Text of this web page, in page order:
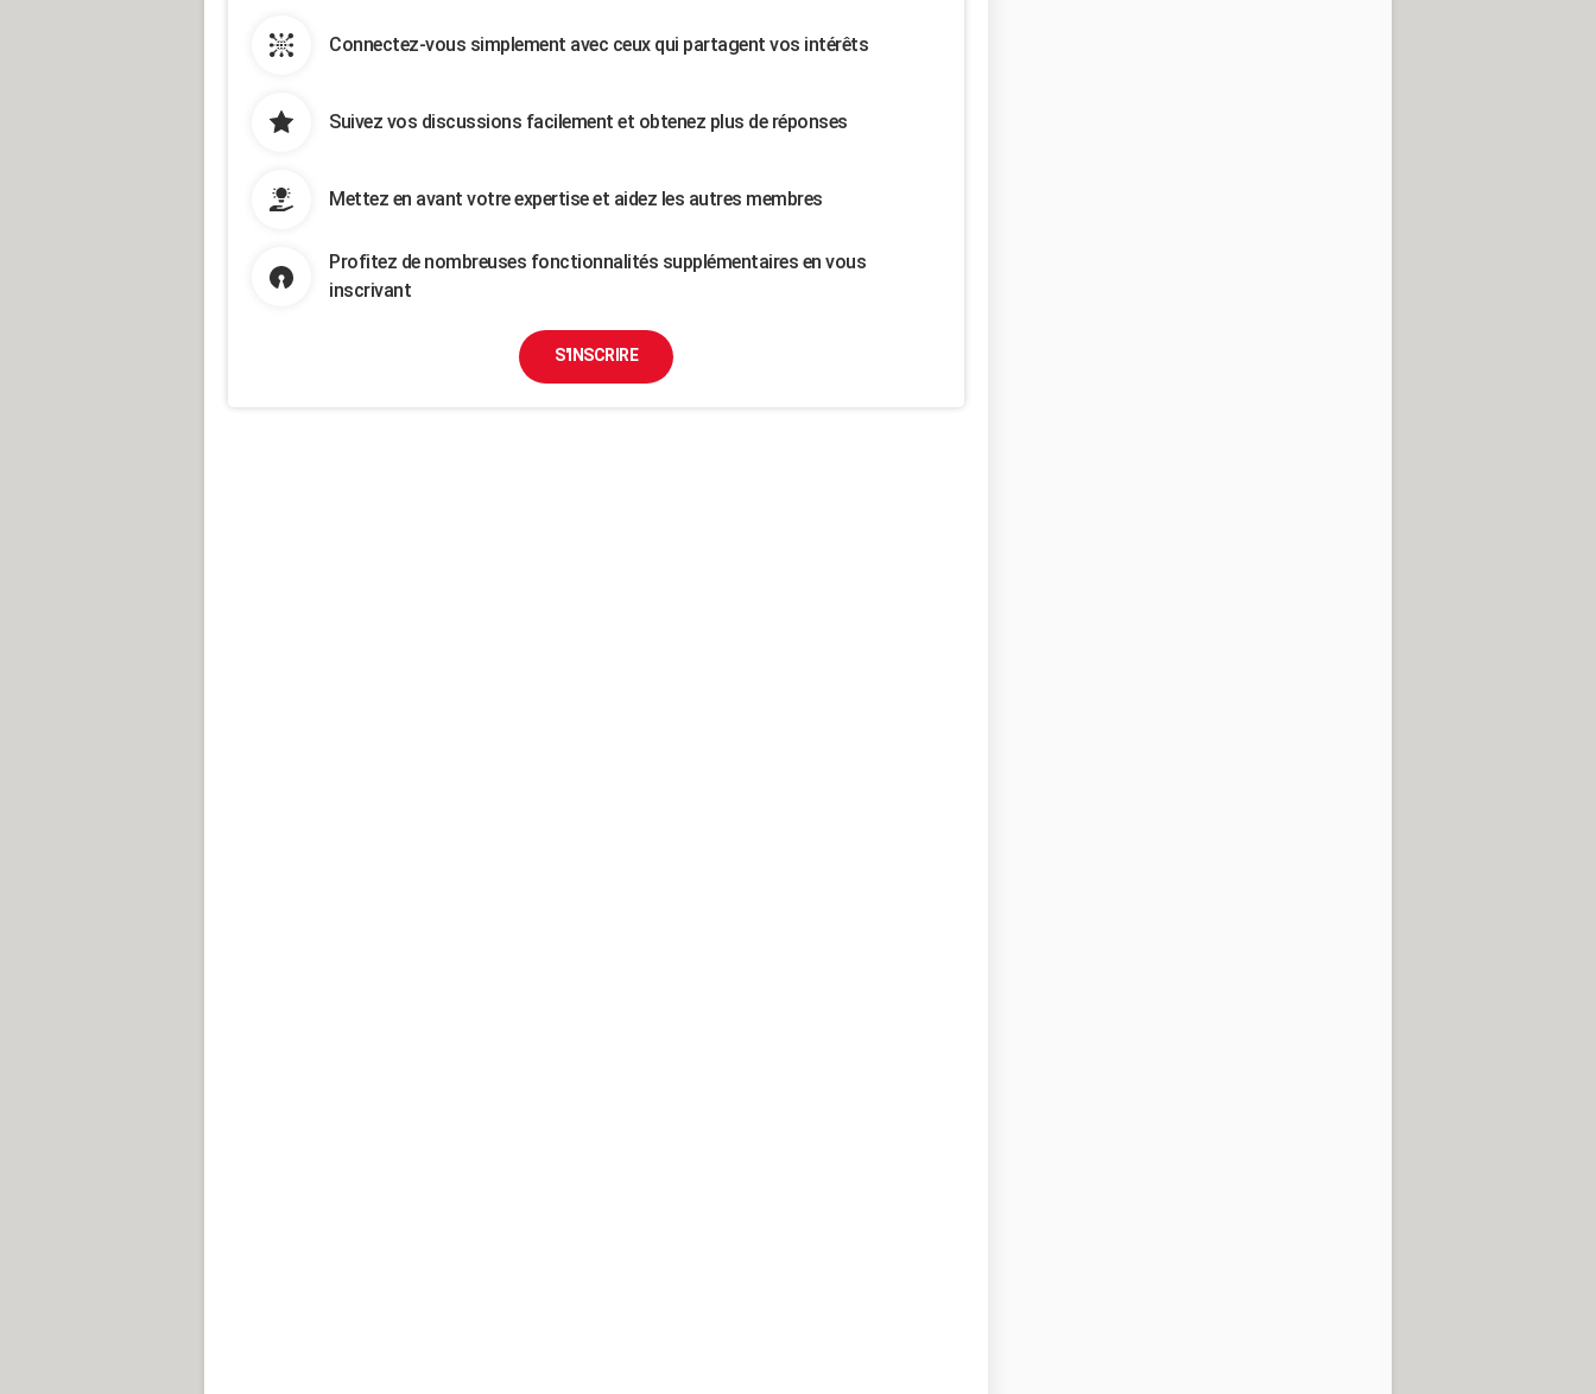
Connectez-vous simplement avec ceux qui partagent vos intérêts
Suivez vos discussions facilement et obtenez plus de réponses
Mettez en avant votre expertise et aidez les autres membres
Profitez de nombreuses fonctionnalités supplémentaires en vous
inscrivant
S'INSCRIRE